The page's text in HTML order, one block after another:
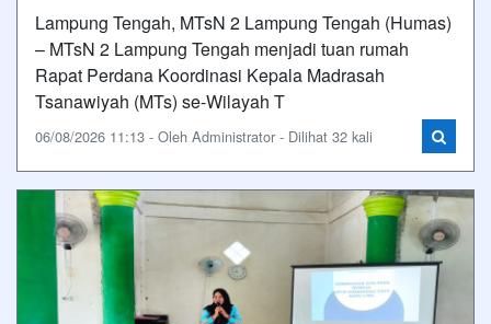
Lampung Tengah, MTsN 2 Lampung Tengah (Humas)
– MTsN 2 Lampung Tengah menjadi tuan rumah
Rapat Perdana Koordinasi Kepala Madrasah
Tsanawiyah (MTs) se-Wilayah T
06/08/2026 11:13 - Oleh Administrator - Dilihat 32 kali